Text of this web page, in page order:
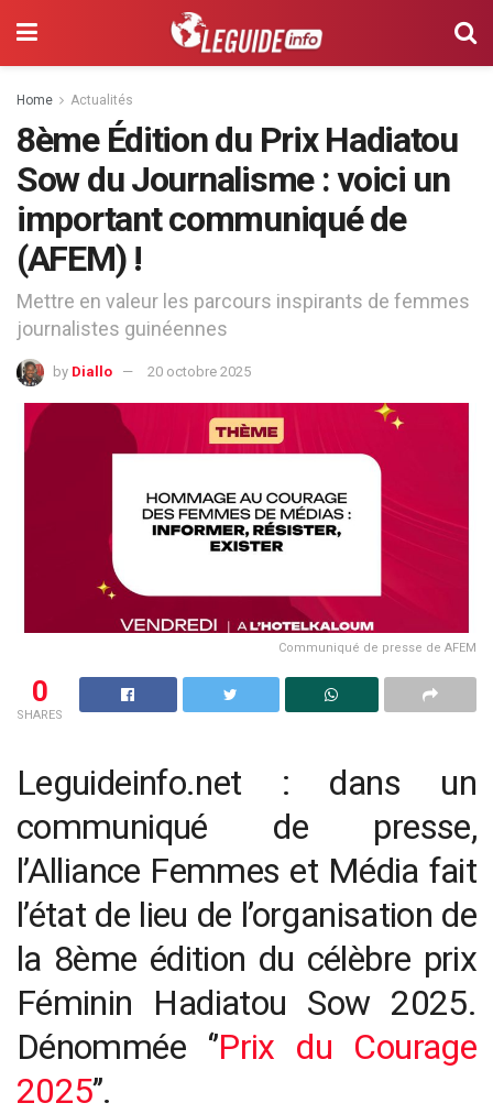
Home Actualités
8ème Édition du Prix Hadiatou
Sow du Journalisme : voici un
important communiqué de
(AFEM) !
Mettre en valeur les parcours inspirants de femmes
journalistes guinéennes
by Diallo 20 octobre 2025
Communiqué de presse de AFEM
0
SHARES
Leguideinfo.net : dans un
communiqué de presse,
l’Alliance Femmes et Média fait
l’état de lieu de l’organisation de
la 8ème édition du célèbre prix
Féminin Hadiatou Sow 2025.
Dénommée ‘’Prix du Courage
2025’’.